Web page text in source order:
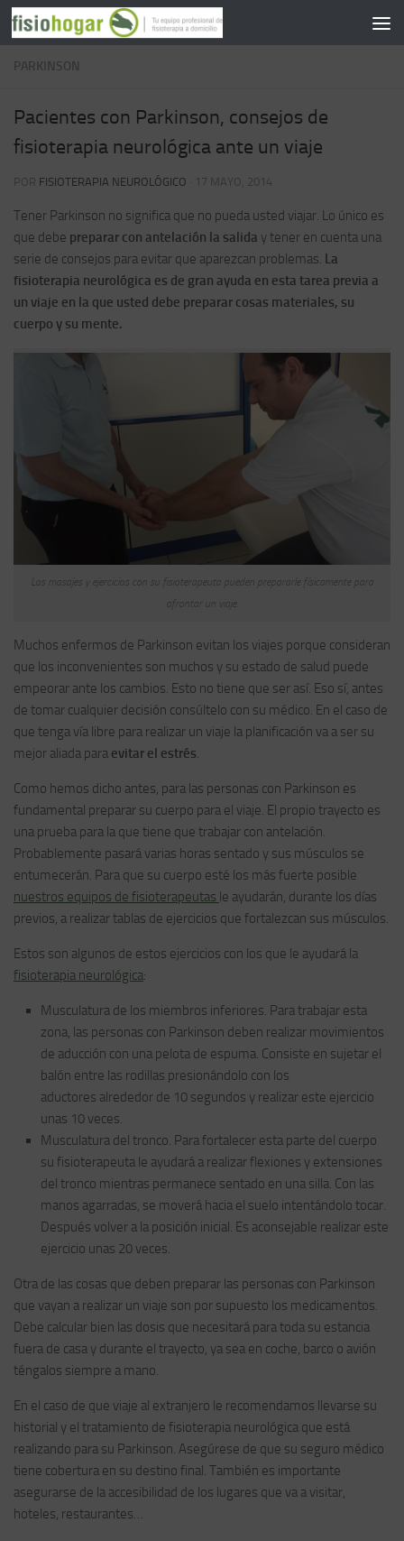
Saltar al contenido
PARKINSON
Pacientes con Parkinson, consejos de
fisioterapia neurológica ante un viaje
POR FISIOTERAPIA NEUROLÓGICO · 17 MAYO, 2014
Tener Parkinson no significa que no pueda usted viajar. Lo único es
que debe preparar con antelación la salida y tener en cuenta una
serie de consejos para evitar que aparezcan problemas. La
fisioterapia neurológica es de gran ayuda en esta tarea previa a
un viaje en la que usted debe preparar cosas materiales, su
cuerpo y su mente.
Los masajes y ejercicios con su fisioterapeuta pueden prepararle físicamente para
afrontar un viaje.
Muchos enfermos de Parkinson evitan los viajes porque consideran
que los inconvenientes son muchos y su estado de salud puede
empeorar ante los cambios. Esto no tiene que ser así. Eso sí, antes
de tomar cualquier decisión consúltelo con su médico. En el caso de
que tenga vía libre para realizar un viaje la planificación va a ser su
mejor aliada para evitar el estrés.
Como hemos dicho antes, para las personas con Parkinson es
fundamental preparar su cuerpo para el viaje. El propio trayecto es
una prueba para la que tiene que trabajar con antelación.
Probablemente pasará varias horas sentado y sus músculos se
entumecerán. Para que su cuerpo esté los más fuerte posible
nuestros equipos de fisioterapeutas le ayudarán, durante los días
previos, a realizar tablas de ejercicios que fortalezcan sus músculos.
Estos son algunos de estos ejercicios con los que le ayudará la
fisioterapia neurológica:
Musculatura de los miembros inferiores. Para trabajar esta
zona, las personas con Parkinson deben realizar movimientos
de aducción con una pelota de espuma. Consiste en sujetar el
balón entre las rodillas presionándolo con los
aductores alrededor de 10 segundos y realizar este ejercicio
unas 10 veces.
Musculatura del tronco. Para fortalecer esta parte del cuerpo
su fisioterapeuta le ayudará a realizar flexiones y extensiones
del tronco mientras permanece sentado en una silla. Con las
manos agarradas, se moverá hacia el suelo intentándolo tocar.
Después volver a la posición inicial. Es aconsejable realizar este
ejercicio unas 20 veces.
Otra de las cosas que deben preparar las personas con Parkinson
que vayan a realizar un viaje son por supuesto los medicamentos.
Debe calcular bien las dosis que necesitará para toda su estancia
fuera de casa y durante el trayecto, ya sea en coche, barco o avión
téngalos siempre a mano.
En el caso de que viaje al extranjero le recomendamos llevarse su
historial y el tratamiento de fisioterapia neurológica que está
realizando para su Parkinson. Asegúrese de que su seguro médico
tiene cobertura en su destino final. También es importante
asegurarse de la accesibilidad de los lugares que va a visitar,
hoteles, restaurantes…